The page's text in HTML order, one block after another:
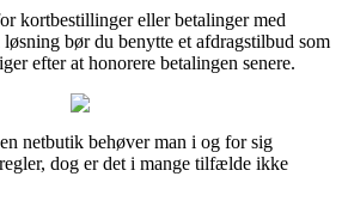
kortbestillinger eller betalinger med
bør du benytte et afdragstilbud som
efter at honorere betalingen senere.
netbutik behøver man i og for sig
dog er det i mange tilfælde ikke